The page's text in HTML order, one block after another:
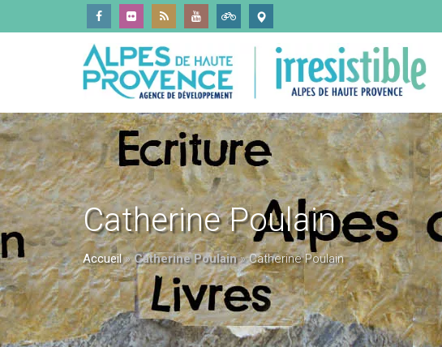
Catherine Poulain
Accueil»Catherine Poulain»Catherine Poulain